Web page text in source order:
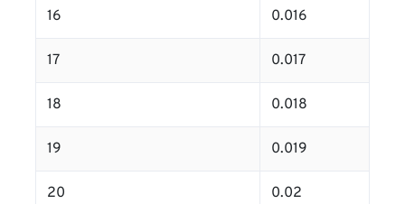
16 0.016
17 0.017
18 0.018
19 0.019
20 0.02